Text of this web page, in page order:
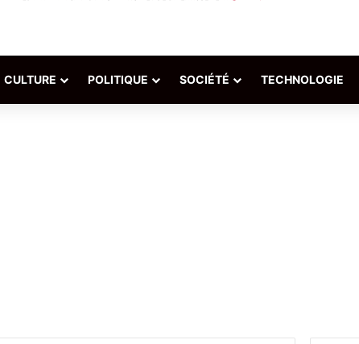
CULTURE POLITIQUE SOCIÉTÉ TECHNOLOGIE